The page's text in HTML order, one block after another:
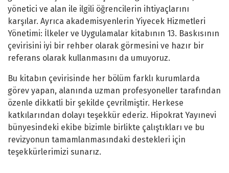
yönetici ve alan ile ilgili öğrencilerin ihtiyaçlarını
karşılar. Ayrıca akademisyenlerin Yiyecek Hizmetleri
Yönetimi: İlkeler ve Uygulamalar kitabının 13. Baskısının
çevirisini iyi bir rehber olarak görmesini ve hazır bir
referans olarak kullanmasını da umuyoruz.
Bu kitabın çevirisinde her bölüm farklı kurumlarda
görev yapan, alanında uzman profesyoneller tarafından
özenle dikkatli bir şekilde çevrilmiştir. Herkese
katkılarından dolayı teşekkür ederiz. Hipokrat Yayınevi
bünyesindeki ekibe bizimle birlikte çalıştıkları ve bu
revizyonun tamamlanmasındaki destekleri için
teşekkürlerimizi sunarız.